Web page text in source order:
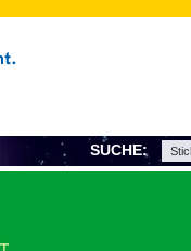
SUCHE: